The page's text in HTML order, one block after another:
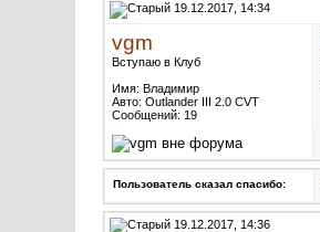
19.12.2017, 14:34
vgm
Вступаю в Клуб
Имя: Владимир
Авто: Outlander III 2.0 CVT
Сообщений: 19
Пользователь сказал cпасибо:
19.12.2017, 14:36